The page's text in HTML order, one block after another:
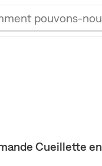
Cueillette en